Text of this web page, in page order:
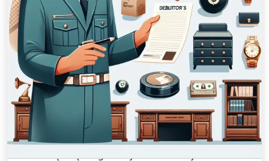
Tłumaczenia /26 grudnia 2024
Komornik Baranowo: Co Warto
Wiedzieć?
Działalność komornika w miejscowości Baranowo
jest ściśle uregulowana prawem i odgrywa